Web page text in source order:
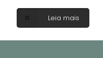
Leia mais